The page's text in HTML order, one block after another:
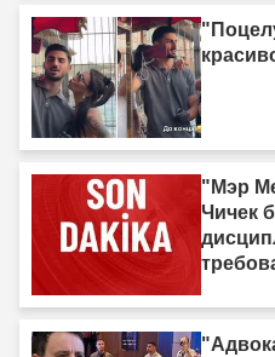
"Мэр
Чичек